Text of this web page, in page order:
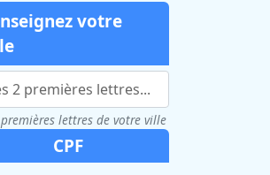
votre
premières lettres de votre ville
CPF